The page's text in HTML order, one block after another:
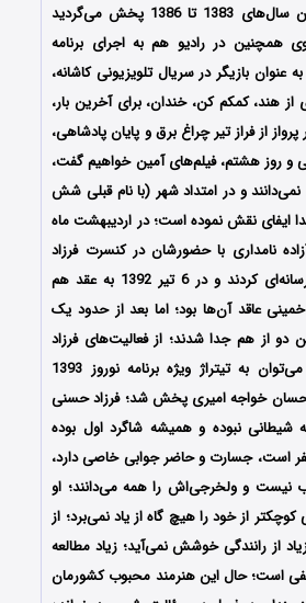
که به مجری‌گری او بین سال‌های 1383 تا 1386 پخش می‌گردید
همچنین در رادیو هم به اجرای برنامه
عنوان بازیگر در سریال تلویزیونی کاشانه،
هند، کمکم کن، خندان، برای آخرین بار،
پرواز از فراز تیر چراغ برق و پایان پادشاهی،
و روز هشتم، فیلم‌های آمین خواهیم گفت،
نمی‌دانند و در امتداد شهر (با نام قبلی شش
ایفای نقش نموده‌ است؛ در اردیبهشت ماه
آزاده نامداری با حضورشان در کنسرت فرزاد
فرزین ازدواج خود را رسانه‌ای کردند و در 6 تیر 1392 به عقد هم
عاقد آن‌ها بود؛ اما بعد از حدود یک
در خرداد 1393 این دو از هم جدا شدند؛ از فعالیت‌های فرزاد
حسنی در ترانه‌سرایی می‌توان به تیتراژ ویژه برنامه نوروز 1393
احسان خواجه امیری پخش شد؛ فرزاد حسنی
شیطانی نبوده و همیشه شاگرد اول بوده
است، جسارت و حاضر جوابی خاصی دارد،
نیست و ولخرجی‌اش را همه می‌دانند؛ او
از خود را هیچ گاه از یاد نمی‌برد؛ از
از رانندگی خوشش نمی‌آید؛ زیاد مطالعه
است؛ حال این هنرمند محبوب کشورمان